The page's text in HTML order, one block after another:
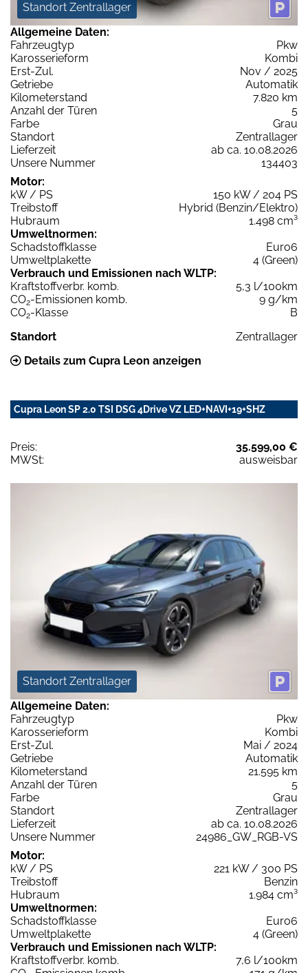
Standort Zentrallager
Allgemeine Daten:
Fahrzeugtyp
Pkw
Karosserieform
Kombi
Erst-Zul.
Nov / 2025
Getriebe
Automatik
Kilometerstand
7.820 km
Anzahl der Türen
5
Farbe
Grau
Standort
Zentrallager
Lieferzeit
ab ca. 10.08.2026
Unsere Nummer
134403
Motor:
kW / PS
150 kW / 204 PS
Treibstoff
Hybrid (Benzin/Elektro)
Hubraum
1.498 cm³
Umweltnormen:
Schadstoffklasse
Euro6
Umweltplakette
4 (Green)
Verbrauch und Emissionen nach WLTP:
Kraftstoffverbr. komb.
5,3 l/100km
CO2-Emissionen komb.
9 g/km
CO2-Klasse
B
Standort
Zentrallager
Details zum Cupra Leon anzeigen
Cupra Leon SP 2.0 TSI DSG 4Drive VZ LED+NAVI+19+SHZ
Preis:
35.599,00 €
MWSt:
ausweisbar
Standort Zentrallager
Allgemeine Daten:
Fahrzeugtyp
Pkw
Karosserieform
Kombi
Erst-Zul.
Mai / 2024
Getriebe
Automatik
Kilometerstand
21.595 km
Anzahl der Türen
5
Farbe
Grau
Standort
Zentrallager
Lieferzeit
ab ca. 10.08.2026
Unsere Nummer
24986_GW_RGB-VS
Motor:
kW / PS
221 kW / 300 PS
Treibstoff
Benzin
Hubraum
1.984 cm³
Umweltnormen:
Schadstoffklasse
Euro6
Umweltplakette
4 (Green)
Verbrauch und Emissionen nach WLTP:
Kraftstoffverbr. komb.
7,6 l/100km